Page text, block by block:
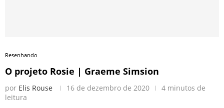
Resenhando
O projeto Rosie | Graeme Simsion
por Elis Rouse 16 de dezembro de 2020
4 minutos de
leitura